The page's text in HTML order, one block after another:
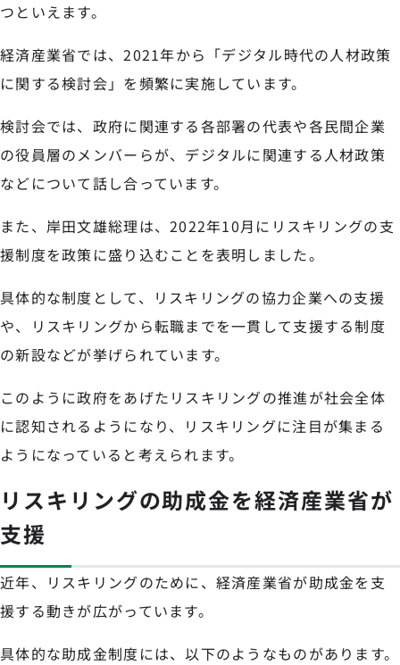
つといえます。
経済産業省では、2021年から「デジタル時代の人材政策
に関する検討会」を頻繁に実施しています。
検討会では、政府に関連する各部署の代表や各民間企業
の役員層のメンバーらが、デジタルに関連する人材政策
などについて話し合っています。
また、岸田文雄総理は、2022年10月にリスキリングの支
援制度を政策に盛り込むことを表明しました。
具体的な制度として、リスキリングの協力企業への支援
や、リスキリングから転職までを一貫して支援する制度
の新設などが挙げられています。
このように政府をあげたリスキリングの推進が社会全体
に認知されるようになり、リスキリングに注目が集まる
ようになっていると考えられます。
リスキリングの助成金を経済産業省が
支援
近年、リスキリングのために、経済産業省が助成金を支
援する動きが広がっています。
具体的な助成金制度には、以下のようなものがあります。